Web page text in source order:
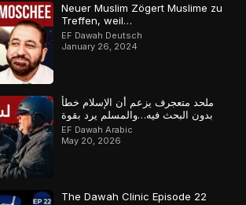
Neuer Muslim Zögert Muslime zu
Treffen, weil…
EF Dawah Deutsch
January 26, 2024
ملحد متعجرف يزعم أن الإسلام خطأ
بدون البحث فيه…والمسلم يرد بقوة
EF Dawah Arabic
May 20, 2026
The Dawah Clinic Episode 22